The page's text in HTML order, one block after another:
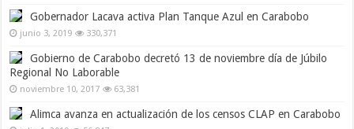
Gobernador Lacava activa Plan Tanque Azul en Carabobo
junio 3, 2019 330,371
Gobierno de Carabobo decretó 13 de noviembre día de Júbilo
Regional No Laborable
noviembre 10, 2017 63,381
Alimca avanza en actualización de los censos CLAP en Carabobo